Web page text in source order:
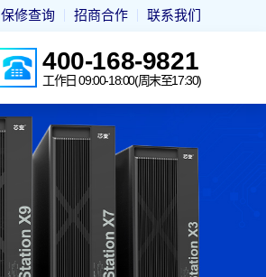
保修查询 招商合作 联系我们
400-168-9821
工作日 09:00-18:00(周末至17:30)